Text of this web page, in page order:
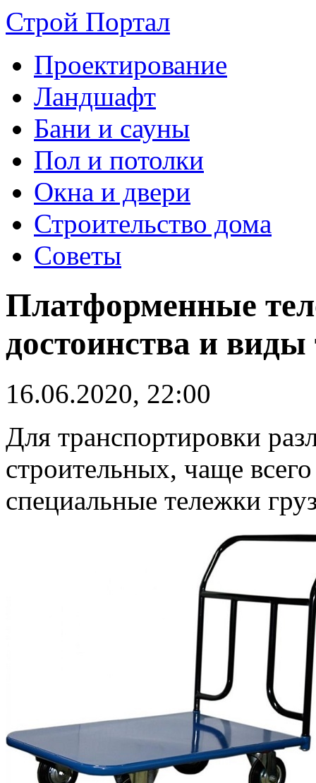
Строй Портал
Проектирование
Ландшафт
Бани и сауны
Пол и потолки
Окна и двери
Строительство дома
Советы
Платформенные
достоинства и виды
16.06.2020, 22:00
Для транспортировки
строительных, чаще
специальные тележки